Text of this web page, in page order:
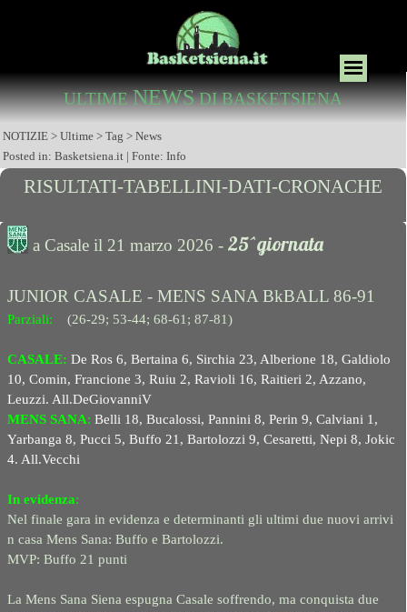
ULTIMENEWSDI BASKETSIENA
NOTIZIE > Ultime > Tag > News
Posted in: Basketsiena.it | Fonte: Info
RISULTATI-TABELLINI-DATI-CRONACHE
a Casale il 21 marzo 2026 - 25^giornata
JUNIOR CASALE - MENS SANA BkBALL 86-91
Parziali: (26-29; 53-44; 68-61; 87-81)
CASALE: De Ros 6, Bertaina 6, Sirchia 23, Alberione 18, Galdiolo
10, Comin, Francione 3, Ruiu 2, Ravioli 16, Raitieri 2, Azzano,
Leuzzi. All.DeGiovanniV
MENS SANA: Belli 18, Bucalossi, Pannini 8, Perin 9, Calviani 1,
Yarbanga 8, Pucci 5, Buffo 21, Bartolozzi 9, Cesaretti, Nepi 8, Jokic
4. All.Vecchi
In evidenza:
Nel finale gara in evidenza e determinanti gli ultimi due nuovi arrivi
n casa Mens Sana: Buffo e Bartolozzi.
MVP: Buffo 21 punti
La Mens Sana Siena espugna Casale soffrendo, ma conquista due